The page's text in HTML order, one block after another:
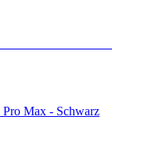
Pro Max - Schwarz